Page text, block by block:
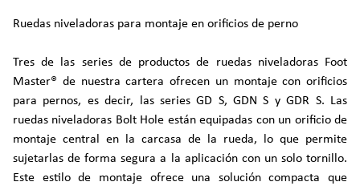
Ruedas niveladoras para montaje en orificios de perno
Tres de las series de productos de ruedas niveladoras Foot
Master® de nuestra cartera ofrecen un montaje con orificios
para pernos, es decir, las series GD S, GDN S y GDR S. Las
ruedas niveladoras Bolt Hole están equipadas con un orificio de
montaje central en la carcasa de la rueda, lo que permite
sujetarlas de forma segura a la aplicación con un solo tornillo.
Este estilo de montaje ofrece una solución compacta que